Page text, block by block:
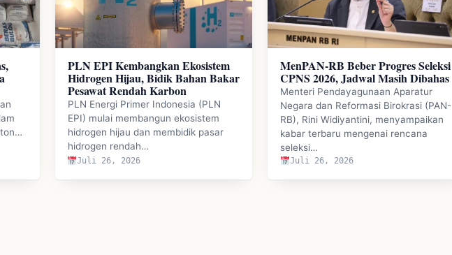
PLN EPI Kembangkan Ekosistem
Hidrogen Hijau, Bidik Bahan Bakar
Pesawat Rendah Karbon
PLN Energi Primer Indonesia (PLN
EPI) mulai membangun ekosistem
hidrogen hijau dan membidik pasar
hidrogen rendah…
Juli 26, 2026
MenPAN-RB Beber Progres Seleksi
CPNS 2026, Jadwal Masih Dibahas
Menteri Pendayagunaan Aparatur
Negara dan Reformasi Birokrasi (PAN-
RB), Rini Widiyantini, menyampaikan
kabar terbaru mengenai rencana
seleksi…
Juli 26, 2026